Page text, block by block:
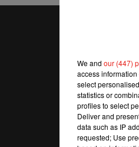
We and our (447)
access
select
statistics or
profiles to select
Deliver and
data such as IP
requested; Use